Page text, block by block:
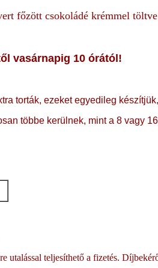
főzött csokoládé krémmel
vasárnapig 10 órától!
torták, ezeket egyedileg
többe kerülnek, mint a 8 vagy
utalással teljesíthető a fizetés.